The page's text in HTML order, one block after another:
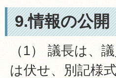
9.情報の公開
（1） 議長は、
は伏せ、別記様